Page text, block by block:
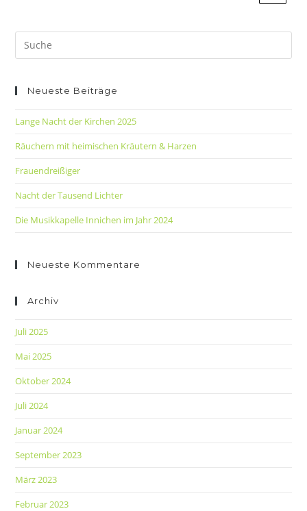
Neueste Beiträge
Lange Nacht der Kirchen 2025
Räuchern mit heimischen Kräutern & Harzen
Frauendreißiger
Nacht der Tausend Lichter
Die Musikkapelle Innichen im Jahr 2024
Neueste Kommentare
Archiv
Juli 2025
Mai 2025
Oktober 2024
Juli 2024
Januar 2024
September 2023
März 2023
Februar 2023